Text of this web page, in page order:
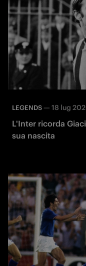
LEGENDS — 18 lug
L'Inter ricorda
sua nascita